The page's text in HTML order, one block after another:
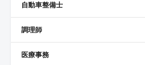
自動車整備士
調理師
医療事務